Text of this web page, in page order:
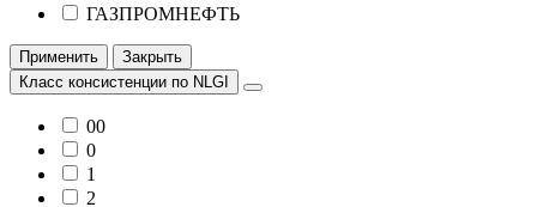
ГАЗПРОМНЕФТЬ
Применить
Закрыть
Класс консистенции по NLGI
00
0
1
2